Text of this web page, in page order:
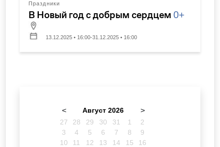
Праздники
В Новый год с добрым сердцем 0+
13.12.2025 • 16:00-31.12.2025 • 16:00
< Август 2026 >
27 28 29 30 31 1
2
3
4 5 6 7 8
9
10
11 12 13 14 15
16